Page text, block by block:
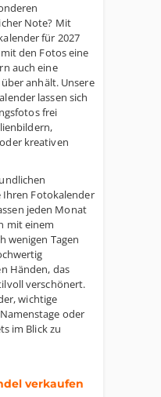
Note? Mit
für 2027
den Fotos eine
auch eine
über anhält. Unsere
lassen sich
frei
kreativen
Ihren Fotokalender
jeden Monat
mit einem
wenigen Tagen
Händen, das
verschönert.
wichtige
oder
im Blick zu
verkaufen